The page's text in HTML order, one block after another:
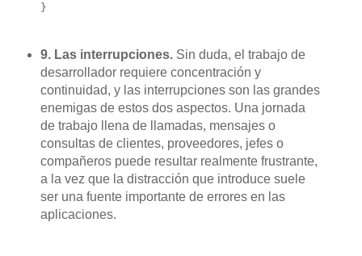
}
9. Las interrupciones.Sin duda, el trabajo de
desarrollador requiere concentración y
continuidad, y las interrupciones son las grandes
enemigas de estos dos aspectos. Una jornada
de trabajo llena de llamadas, mensajes o
consultas de clientes, proveedores, jefes o
compañeros puede resultar realmente frustrante,
a la vez que la distracción que introduce suele
ser una fuente importante de errores en las
aplicaciones.